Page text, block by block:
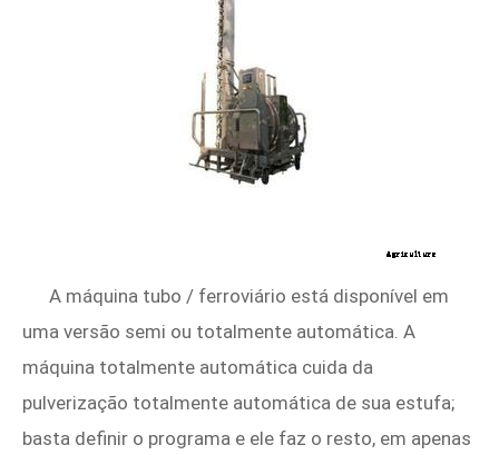
A máquina tubo / ferroviário está disponível em
uma versão semi ou totalmente automática. A
máquina totalmente automática cuida da
pulverização totalmente automática de sua estufa;
basta definir o programa e ele faz o resto, em apenas